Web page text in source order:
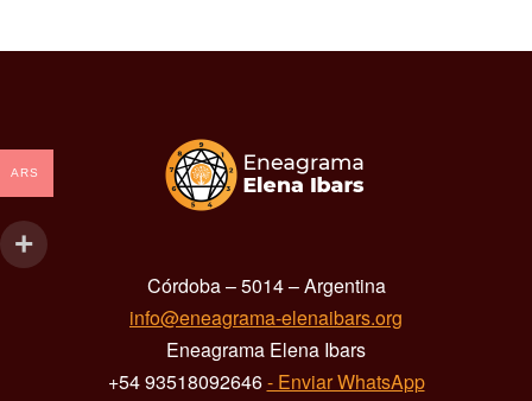
Córdoba – 5014 – Argentina
info@eneagrama-elenaibars.org
Eneagrama Elena Ibars
+54 93518092646- Enviar WhatsApp
ARS